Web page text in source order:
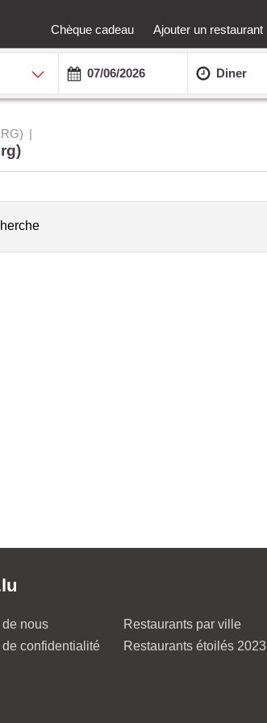
Chèque cadeau Ajouter un restaurant
Diner
nous
confidentialité
Restaurants par ville
Restaurants étoilés 2023